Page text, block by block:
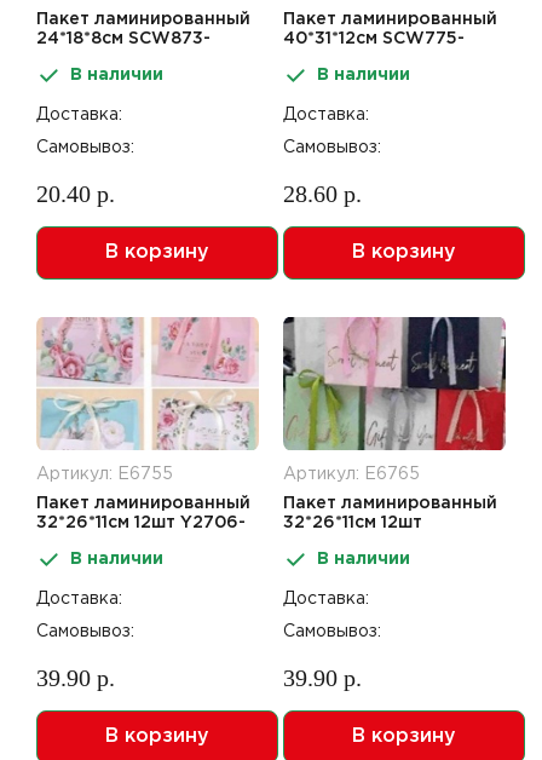
Пакет ламинированный
24*18*8см SCW873-
В наличии
Доставка:
Самовывоз:
20.40 р.
В корзину
Пакет ламинированный
40*31*12см SCW775-
В наличии
Доставка:
Самовывоз:
28.60 р.
В корзину
Артикул: Е6755
Пакет ламинированный
32*26*11см 12шт Y2706-
В наличии
Доставка:
Самовывоз:
39.90 р.
В корзину
Артикул: Е6765
Пакет ламинированный
32*26*11см 12шт
В наличии
Доставка:
Самовывоз:
39.90 р.
В корзину